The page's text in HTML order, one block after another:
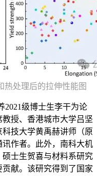
热处理后的拉伸性能图
2021级博士生李干为论
授、香港城市大学吕坚
技大学黄禹赫讲师（原
作者。此外，南科大机
士生贺喜与材料系研究
献。该研究得到了国家